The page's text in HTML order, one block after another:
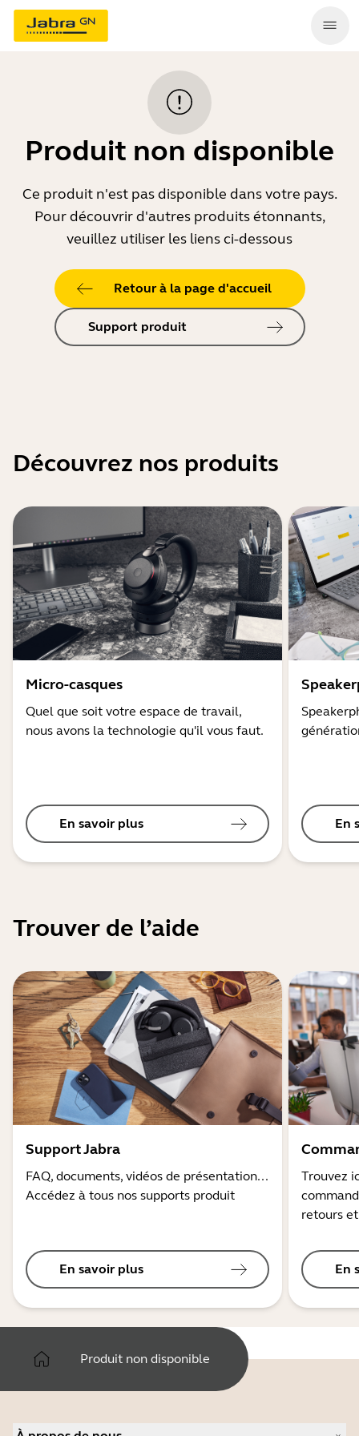
Produit non disponible
Ce produit n'est pas disponible dans votre pays.
Pour découvrir d'autres produits étonnants,
veuillez utiliser les liens ci-dessous
Retour à la page d'accueil
Support produit
Découvrez nos produits
Micro-casques
Quel que soit votre espace de travail,
nous avons la technologie qu'il vous faut.
En savoir plus En
Trouver de l’aide
Support Jabra
FAQ, documents, vidéos de présentation...
Accédez à tous nos supports produit
En savoir plus
Trouvez
retours
En
Produit non disponible